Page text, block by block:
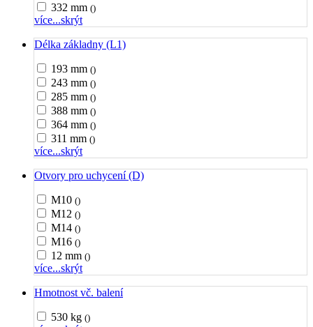
332 mm ()
více...skrýt
Délka základny (L1)
193 mm ()
243 mm ()
285 mm ()
388 mm ()
364 mm ()
311 mm ()
více...skrýt
Otvory pro uchycení (D)
M10 ()
M12 ()
M14 ()
M16 ()
12 mm ()
více...skrýt
Hmotnost vč. balení
530 kg ()